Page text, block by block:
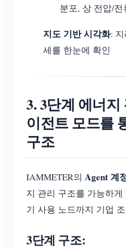
분포, 상 전압/전
지도 기반 시각화:
세를 한눈에 확인
3. 3단계 에너
이전트 모드를
구조
IAMMETER의 Agent 계
지 관리 구조를 가능하
기 사용 노드까지 기업
3단계 구조: